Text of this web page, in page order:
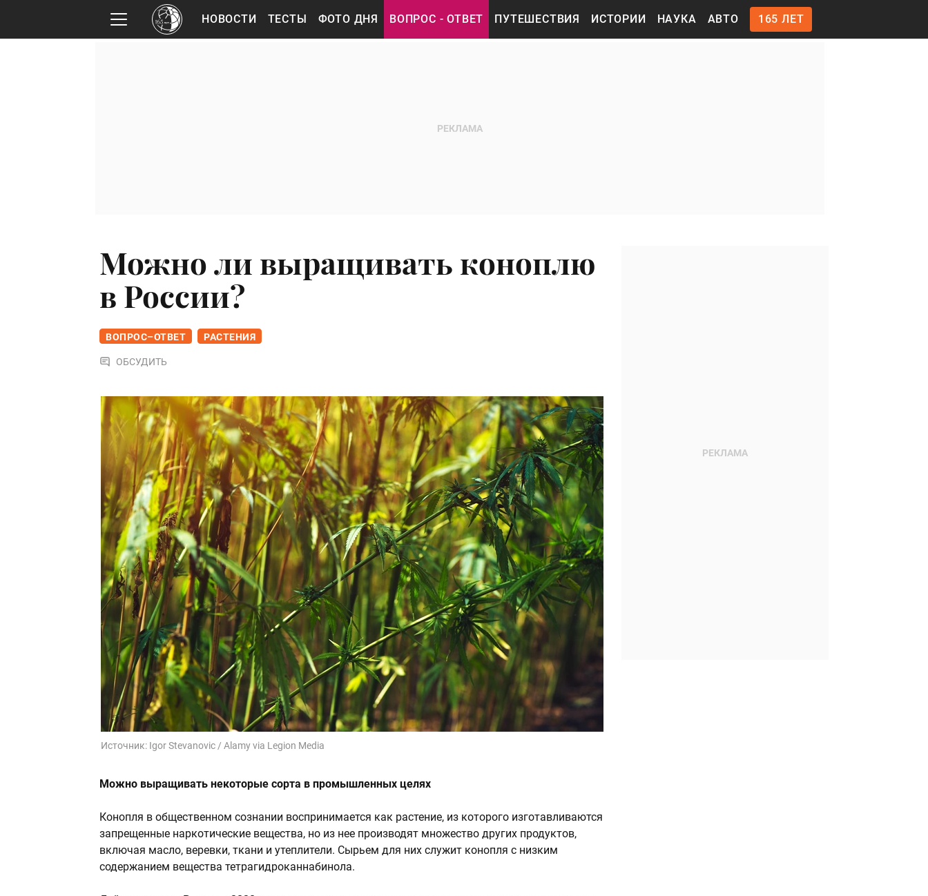
НОВОСТИ ТЕСТЫ ФОТО ДНЯ ВОПРОС - ОТВЕТ ПУТЕШЕСТВИЯ ИСТОРИИ НАУКА АВТО 165 ЛЕТ
Можно ли выращивать коноплю
в России?
ВОПРОС–ОТВЕТ РАСТЕНИЯ
ОБСУДИТЬ
Источник: Igor Stevanovic / Alamy via Legion Media
Можно выращивать некоторые сорта в промышленных целях
Конопля в общественном сознании воспринимается как растение, из которого изготавливаются
запрещенные наркотические вещества, но из нее производят множество других продуктов,
включая масло, веревки, ткани и утеплители. Сырьем для них служит конопля с низким
содержанием вещества тетрагидроканнабинола.